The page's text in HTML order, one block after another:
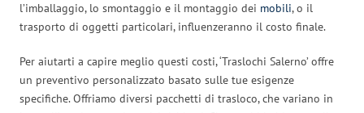
l’imballaggio, lo smontaggio e il montaggio dei mobili, o il
trasporto di oggetti particolari, influenzeranno il costo finale.
Per aiutarti a capire meglio questi costi, ‘Traslochi Salerno’ offre
un preventivo personalizzato basato sulle tue esigenze
specifiche. Offriamo diversi pacchetti di trasloco, che variano in